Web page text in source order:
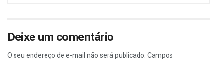
Deixe um comentário
O seu endereço de e-mail não será publicado. Campos